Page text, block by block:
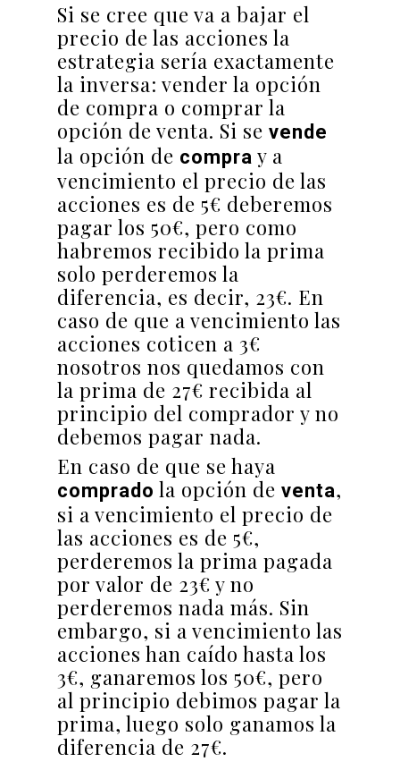
Si se cree que va a bajar el
precio de las acciones la
estrategia sería exactamente
la inversa: vender la opción
de compra o comprar la
opción de venta. Si se vende
la opción de compra y a
vencimiento el precio de las
acciones es de 5€ deberemos
pagar los 50€, pero como
habremos recibido la prima
solo perderemos la
diferencia, es decir, 23€. En
caso de que a vencimiento las
acciones coticen a 3€
nosotros nos quedamos con
la prima de 27€ recibida al
principio del comprador y no
debemos pagar nada.
En caso de que se haya
comprado la opción de venta,
si a vencimiento el precio de
las acciones es de 5€,
perderemos la prima pagada
por valor de 23€ y no
perderemos nada más. Sin
embargo, si a vencimiento las
acciones han caído hasta los
3€, ganaremos los 50€, pero
al principio debimos pagar la
prima, luego solo ganamos la
diferencia de 27€.